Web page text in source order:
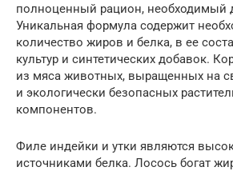
полноценный рацион, необходимый
Уникальная формула содержит
количество жиров и белка, в ее
культур и синтетических добавок.
из мяса животных, выращенных на
и экологически безопасных
компонентов.
Филе индейки и утки являются
источниками белка. Лосось богат